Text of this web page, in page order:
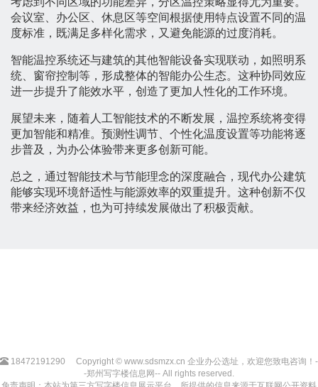
会议室、办公区、休息区等空间根据使用特点设置不同的温
度标准，既满足多样化需求，又避免能源的过度消耗。
智能温控系统还与建筑的其他智能设备实现联动，如照明系
统、窗帘控制等，形成整体的智能办公生态。这种协同效应
进一步提升了能效水平，创造了更加人性化的工作环境。
展望未来，随着人工智能技术的不断发展，温控系统将变得
更加智能和精准。预测性调节、个性化温度设置等功能将逐
步普及，为办公体验带来更多创新可能。
总之，通过智能技术与节能理念的深度融合，现代办公建筑
能够实现环境舒适性与能源效率的双重提升。这种创新不仅
带来经济效益，也为可持续发展做出了积极贡献。
18472191290
Copyright © www.sdsmzx.cn 企业办公选址，欢迎您致电咨询！-
-郑州写字楼信息网-- All rights reserved.